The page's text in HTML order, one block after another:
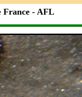
France - AFL